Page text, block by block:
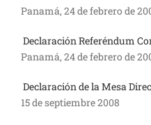
Panamá, 24 de febrero de
Declaración Referéndum
Panamá, 24 de febrero de
Declaración de la Mesa
15 de septiembre 2008